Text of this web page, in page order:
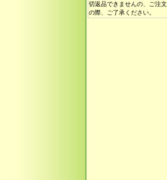
切返品できませんの、ご注文
の際、ご了承ください。